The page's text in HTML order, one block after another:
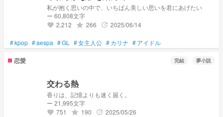
私が抱く思いの中で、いちばん美しい思いを君にあげたい
ー 60,808文字
favorite 2,212 grade 266 update 2025/06/14
#kpop #aespa #GL #女主人公 #カリナ #アイドル
恋愛 完結 夢小説
交わる熱
香りは、記憶よりも速く届く。
ー 21,995文字
favorite 751 grade 190 update 2025/05/26